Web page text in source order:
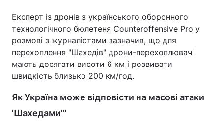
Експерт із дронів з українського оборонного
технологічного бюлетеня Counteroffensive Pro у
розмові з журналістами зазначив, що для
перехоплення "Шахедів" дрони-перехоплювачі
мають досягати висоти 6 км і розвивати
швидкість близько 200 км/год.
Як Україна може відповісти на масові атаки
'Шахедами'"